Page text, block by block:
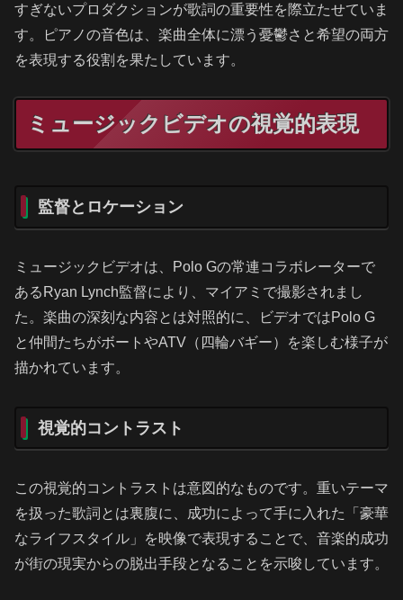
すぎないプロダクションが歌詞の重要性を際立たせていま
す。ピアノの音色は、楽曲全体に漂う憂鬱さと希望の両方
を表現する役割を果たしています。
ミュージックビデオの視覚的表現
監督とロケーション
ミュージックビデオは、Polo Gの常連コラボレーターで
あるRyan Lynch監督により、マイアミで撮影されまし
た。楽曲の深刻な内容とは対照的に、ビデオではPolo G
と仲間たちがボートやATV（四輪バギー）を楽しむ様子が
描かれています。
視覚的コントラスト
この視覚的コントラストは意図的なものです。重いテーマ
を扱った歌詞とは裏腹に、成功によって手に入れた「豪華
なライフスタイル」を映像で表現することで、音楽的成功
が街の現実からの脱出手段となることを示唆しています。